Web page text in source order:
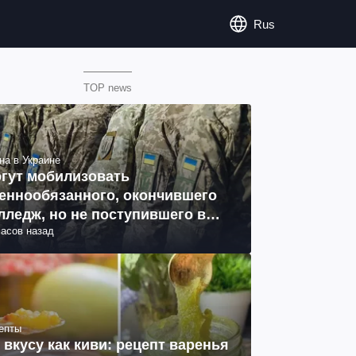
Rus
TOP news
в Украине
мобилизовать
окончившего
но не поступившего в
объяснение юриста
назад
как киви: рецепт варенья